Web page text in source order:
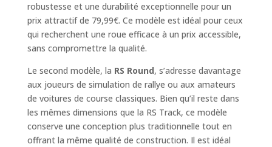
robustesse et une durabilité exceptionnelle pour un
prix attractif de 79,99€. Ce modèle est idéal pour ceux
qui recherchent une roue efficace à un prix accessible,
sans compromettre la qualité.
Le second modèle, la RS Round, s’adresse davantage
aux joueurs de simulation de rallye ou aux amateurs
de voitures de course classiques. Bien qu’il reste dans
les mêmes dimensions que la RS Track, ce modèle
conserve une conception plus traditionnelle tout en
offrant la même qualité de construction. Il est idéal